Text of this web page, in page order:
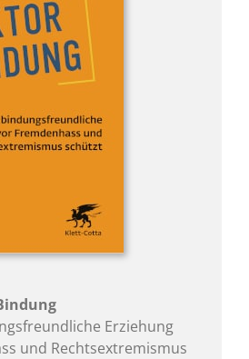
Erziehung
und Rechtsextremismus